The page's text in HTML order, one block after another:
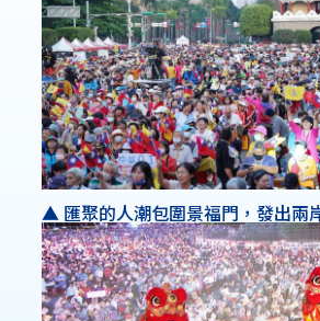
▲ 匯聚的人潮包圍景福門，發出兩